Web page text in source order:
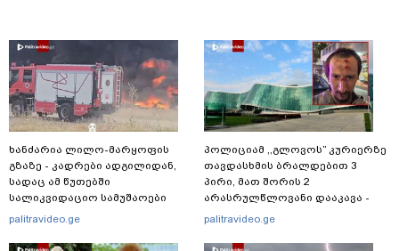
ხანძარია ლილო-მარყოფის
გზაზე - კადრები ადგილიდან,
სადაც ამ წუთებში
სალიკვიდაციო სამუშაოები
მიმდინარეობს
palitravideo.ge
პოლიციამ ,,გლოვოს” კურიერზე
თავდასხმის ბრალდებით 3
პირი, მათ შორის 2
არასრულწლოვანი დააკავა -
შსს ინფორმაციას ავრცელებს
palitravideo.ge